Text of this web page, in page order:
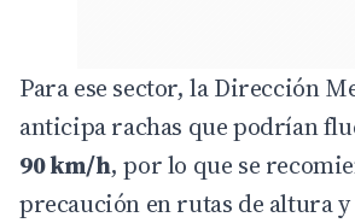
Para ese sector, la Dirección
anticipa rachas que podrían
90 km/h, por lo que se
precaución en rutas de altura y